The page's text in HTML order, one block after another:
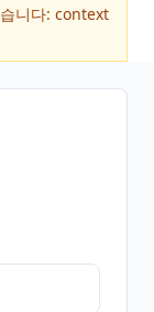
니다: context